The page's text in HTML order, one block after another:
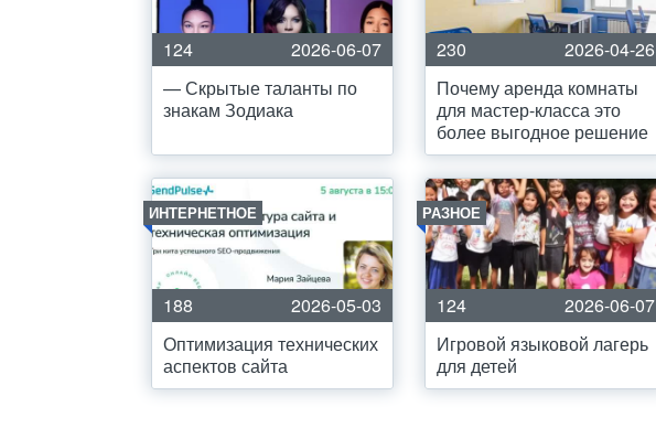
124
2026-06-07
— Скрытые таланты по
знакам Зодиака
230
2026-04-26
Почему аренда комнаты
для мастер-класса это
более выгодное решение
ИНТЕРНЕТНОЕ
188
2026-05-03
Оптимизация технических
аспектов сайта
РАЗНОЕ
124
2026-06-07
Игровой языковой лагерь
для детей